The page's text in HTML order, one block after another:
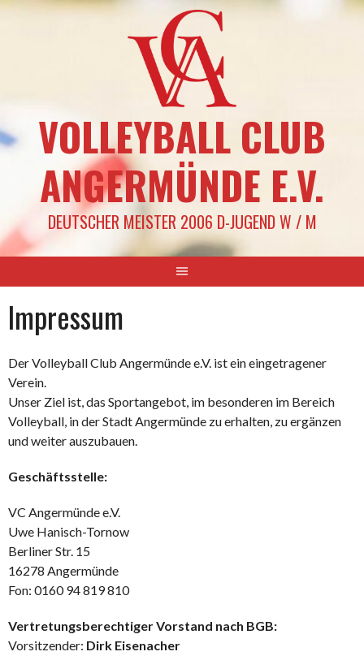
Springe
VOLLEYBALL CLUB
ANGERMÜNDE E.V.
DEUTSCHER MEISTER 2006 D-JUGEND W / M
Impressum
Der Volleyball Club Angermünde e.V. ist ein eingetragener
Verein.
Unser Ziel ist, das Sportangebot, im besonderen im Bereich
Volleyball, in der Stadt Angermünde zu erhalten, zu ergänzen
und weiter auszubauen.
Geschäftsstelle:
VC Angermünde e.V.
Uwe Hanisch-Tornow
Berliner Str. 15
16278 Angermünde
Fon: 0160 94 819 810
Vertretungsberechtiger Vorstand nach BGB:
Vorsitzender: Dirk Eisenacher